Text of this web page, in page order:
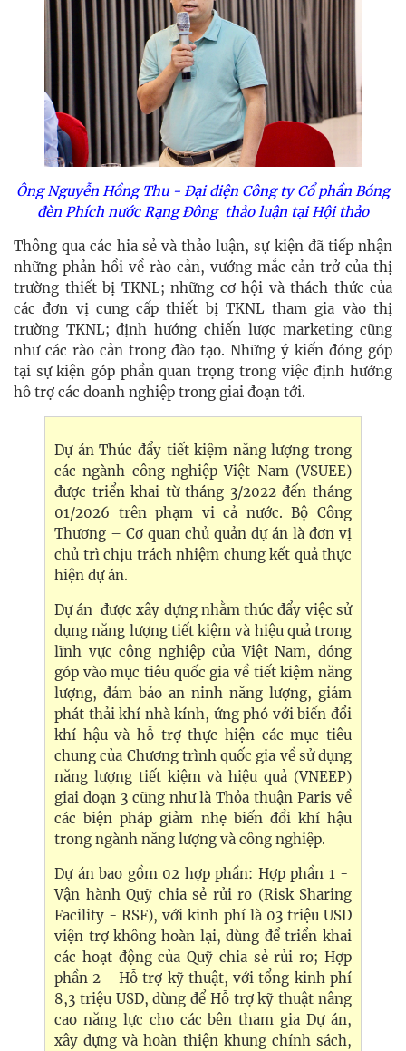
Ông Nguyễn Hồng Thu - Đại diện Công ty Cổ phần Bóng
đèn Phích nước Rạng Đông thảo luận tại Hội thảo
Thông qua các hia sẻ và thảo luận, sự kiện đã tiếp nhận
những phản hồi về rào cản, vướng mắc cản trở của thị
trường thiết bị TKNL; những cơ hội và thách thức của
các đơn vị cung cấp thiết bị TKNL tham gia vào thị
trường TKNL; định hướng chiến lược marketing cũng
như các rào cản trong đào tạo. Những ý kiến đóng góp
tại sự kiện góp phần quan trọng trong việc định hướng
hỗ trợ các doanh nghiệp trong giai đoạn tới.
Dự án Thúc đẩy tiết kiệm năng lượng trong
các ngành công nghiệp Việt Nam (VSUEE)
được triển khai từ tháng 3/2022 đến tháng
01/2026 trên phạm vi cả nước. Bộ Công
Thương – Cơ quan chủ quản dự án là đơn vị
chủ trì chịu trách nhiệm chung kết quả thực
hiện dự án.
Dự án được xây dựng nhằm thúc đẩy việc sử
dụng năng lượng tiết kiệm và hiệu quả trong
lĩnh vực công nghiệp của Việt Nam, đóng
góp vào mục tiêu quốc gia về tiết kiệm năng
lượng, đảm bảo an ninh năng lượng, giảm
phát thải khí nhà kính, ứng phó với biến đổi
khí hậu và hỗ trợ thực hiện các mục tiêu
chung của Chương trình quốc gia về sử dụng
năng lượng tiết kiệm và hiệu quả (VNEEP)
giai đoạn 3 cũng như là Thỏa thuận Paris về
các biện pháp giảm nhẹ biến đổi khí hậu
trong ngành năng lượng và công nghiệp.
Dự án bao gồm 02 hợp phần: Hợp phần 1 -
Vận hành Quỹ chia sẻ rủi ro (Risk Sharing
Facility - RSF), với kinh phí là 03 triệu USD
viện trợ không hoàn lại, dùng để triển khai
các hoạt động của Quỹ chia sẻ rủi ro; Hợp
phần 2 - Hỗ trợ kỹ thuật, với tổng kinh phí
8,3 triệu USD, dùng để Hỗ trợ kỹ thuật nâng
cao năng lực cho các bên tham gia Dự án,
xây dựng và hoàn thiện khung chính sách,